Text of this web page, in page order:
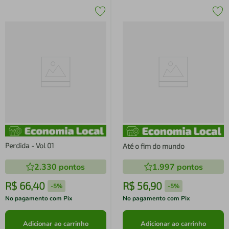
Perdida - Vol 01
2.330 pontos
R$ 66,40 -5%
No pagamento com Pix
Adicionar ao carrinho
Até o fim do mundo
1.997 pontos
R$ 56,90 -5%
No pagamento com Pix
Adicionar ao carrinho